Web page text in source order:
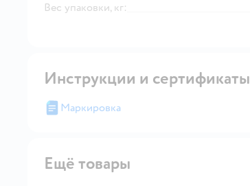
Вес упаковки, кг:
Инструкции и сертификаты
Маркировка
Ещё товары